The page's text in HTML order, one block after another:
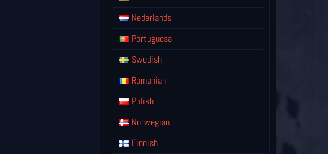
Nederlands
Portuguesa
Swedish
Romanian
Polish
Norwegian
Finnish